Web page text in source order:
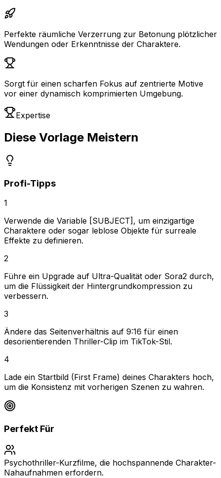
Perfekte räumliche Verzerrung zur Betonung plötzlicher
Wendungen oder Erkenntnisse der Charaktere.
Sorgt für einen scharfen Fokus auf zentrierte Motive
vor einer dynamisch komprimierten Umgebung.
Expertise
Diese Vorlage Meistern
Profi-Tipps
1
Verwende die Variable [SUBJECT], um einzigartige
Charaktere oder sogar leblose Objekte für surreale
Effekte zu definieren.
2
Führe ein Upgrade auf Ultra-Qualität oder Sora2 durch,
um die Flüssigkeit der Hintergrundkompression zu
verbessern.
3
Ändere das Seitenverhältnis auf 9:16 für einen
desorientierenden Thriller-Clip im TikTok-Stil.
4
Lade ein Startbild (First Frame) deines Charakters hoch,
um die Konsistenz mit vorherigen Szenen zu wahren.
Perfekt Für
Psychothriller-Kurzfilme, die hochspannende Charakter-
Nahaufnahmen erfordern.